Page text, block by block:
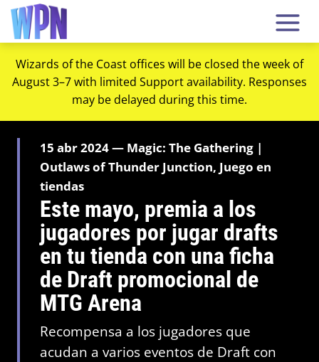
Wizards of the Coast offices will be closed the week of
August 3–7 with limited Support availability. Responses
may be delayed during this time.
15 abr 2024 — Magic: The Gathering |
Outlaws of Thunder Junction, Juego en
tiendas
Este mayo, premia a los
jugadores por jugar drafts
en tu tienda con una ficha
de Draft promocional de
MTG Arena
Recompensa a los jugadores que
acudan a varios eventos de Draft con